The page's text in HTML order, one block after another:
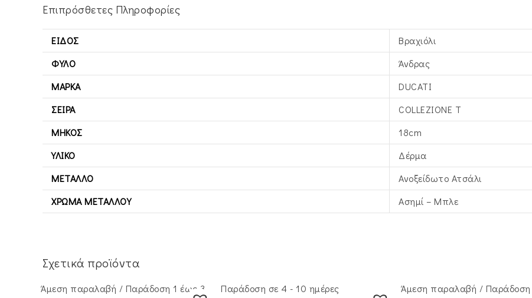
Επιπρόσθετες Πληροφορίες
ΕΊΔΟΣ
Βραχιόλι
ΦΎΛΟ
Άνδρας
ΜΆΡΚΑ
DUCATI
ΣΕΙΡΆ
COLLEZIONE T
ΜΉΚΟΣ
18cm
ΥΛΙΚΌ
Δέρμα
ΜΈΤΑΛΛΟ
Ανοξείδωτο Ατσάλι
ΧΡΏΜΑ ΜΕΤΆΛΛΟΥ
Ασημί – Μπλε
Σχετικά προϊόντα
Άμεση παραλαβή / Παράδoση 1 έως 3
Παράδοση σε 4 - 10 ημέρες
Άμεση παραλαβή / Παράδoση